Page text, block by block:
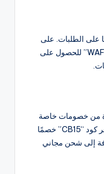
على الطلبات. على
سبيل المثال، يمكنك استخدام كود “WAFY” للحصول على
من خصومات خاصة
على أول طلب. على سبيل المثال، يوفر كود “CB15” خصمًا
إلى شحن مجاني